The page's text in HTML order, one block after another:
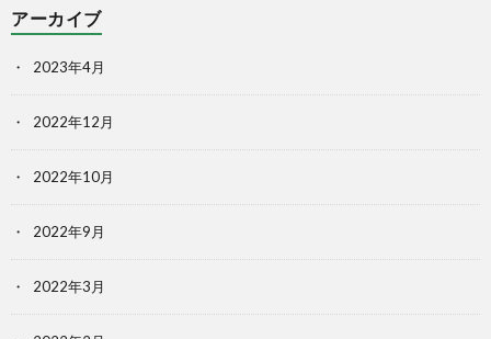
アーカイブ
2023年4月
2022年12月
2022年10月
2022年9月
2022年3月